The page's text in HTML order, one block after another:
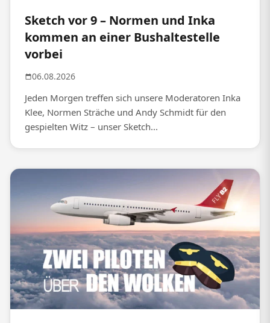
Sketch vor 9 – Normen und Inka
kommen an einer Bushaltestelle
vorbei
06.08.2026
Jeden Morgen treffen sich unsere Moderatoren Inka
Klee, Normen Sträche und Andy Schmidt für den
gespielten Witz – unser Sketch...